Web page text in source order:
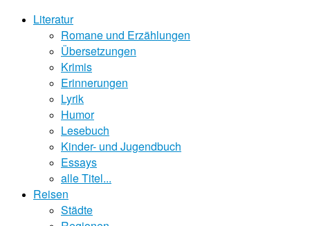
Literatur
Romane und Erzählungen
Übersetzungen
Krimis
Erinnerungen
Lyrik
Humor
Lesebuch
Kinder- und Jugendbuch
Essays
alle Titel...
Reisen
Städte